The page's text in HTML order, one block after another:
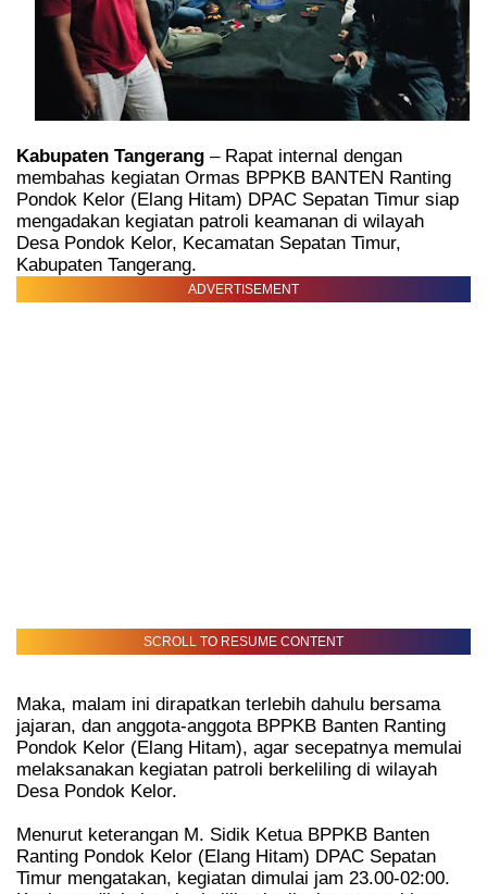
Kabupaten Tangerang – Rapat internal dengan
membahas kegiatan Ormas BPPKB BANTEN Ranting
Pondok Kelor (Elang Hitam) DPAC Sepatan Timur siap
mengadakan kegiatan patroli keamanan di wilayah
Desa Pondok Kelor, Kecamatan Sepatan Timur,
Kabupaten Tangerang.
ADVERTISEMENT
SCROLL TO RESUME CONTENT
Maka, malam ini dirapatkan terlebih dahulu bersama
jajaran, dan anggota-anggota BPPKB Banten Ranting
Pondok Kelor (Elang Hitam), agar secepatnya memulai
melaksanakan kegiatan patroli berkeliling di wilayah
Desa Pondok Kelor.
Menurut keterangan M. Sidik Ketua BPPKB Banten
Ranting Pondok Kelor (Elang Hitam) DPAC Sepatan
Timur mengatakan, kegiatan dimulai jam 23.00-02:00.